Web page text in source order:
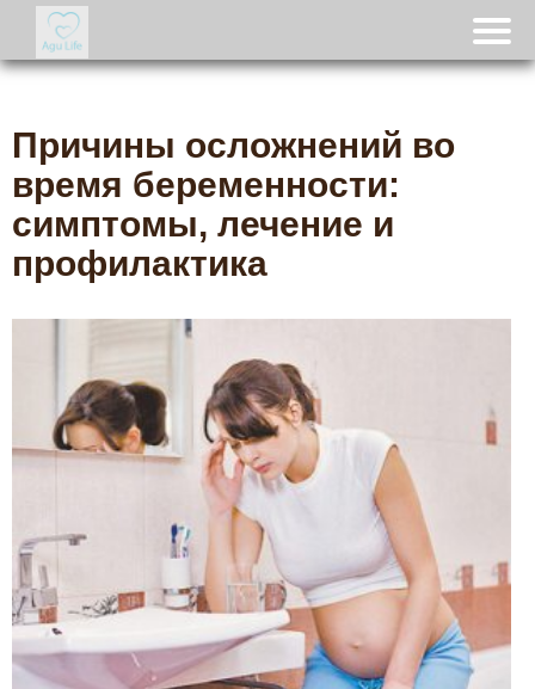
Причины осложнений во
время беременности:
симптомы, лечение и
профилактика